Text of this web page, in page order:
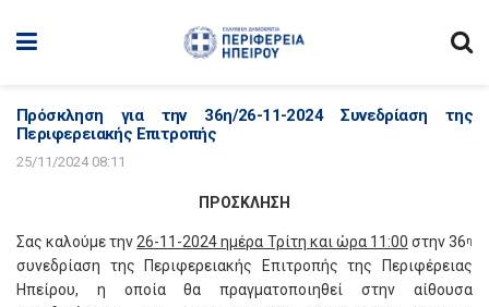
Πρόσκληση για την 36η/26-11-2024 Συνεδρίαση της
Περιφερειακής Επιτροπής
25/11/2024 08:11
ΠΡΟΣΚΛΗΣΗ
Σας καλούμε την 26-11-2024 ημέρα Τρίτη και ώρα 11:00 στην 36 η
συνεδρίαση της Περιφερειακής Επιτροπής της Περιφέρειας
Ηπείρου, η οποία θα πραγματοποιηθεί στην αίθουσα